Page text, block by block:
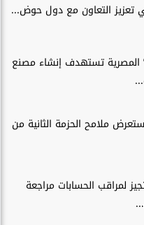
التعاون مع دول حوض...
المصرية تستهدف إنشاء مصنع
ملامح الحزمة الثانية من
تجيز لمراقب الحسابات مراجعة